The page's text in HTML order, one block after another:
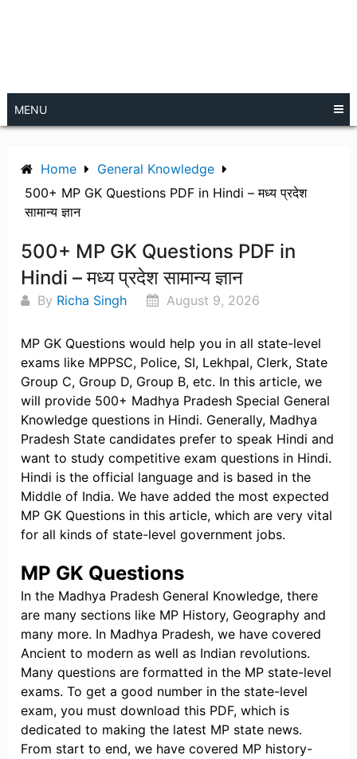
MENU
Home
General Knowledge
500+ MP GK Questions PDF in Hindi – मध्य प्रदेश
सामान्य ज्ञान
500+ MP GK Questions PDF in
Hindi – मध्य प्रदेश सामान्य ज्ञान
By Richa Singh August 9, 2026
MP GK Questions would help you in all state-level
exams like MPPSC, Police, SI, Lekhpal, Clerk, State
Group C, Group D, Group B, etc. In this article, we
will provide 500+ Madhya Pradesh Special General
Knowledge questions in Hindi. Generally, Madhya
Pradesh State candidates prefer to speak Hindi and
want to study competitive exam questions in Hindi.
Hindi is the official language and is based in the
Middle of India. We have added the most expected
MP GK Questions in this article, which are very vital
for all kinds of state-level government jobs.
MP GK Questions
In the Madhya Pradesh General Knowledge, there
are many sections like MP History, Geography and
many more. In Madhya Pradesh, we have covered
Ancient to modern as well as Indian revolutions.
Many questions are formatted in the MP state-level
exams. To get a good number in the state-level
exam, you must download this PDF, which is
dedicated to making the latest MP state news.
From start to end, we have covered MP history-